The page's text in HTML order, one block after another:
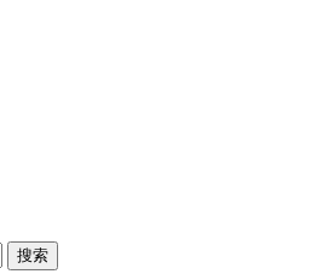
搜索